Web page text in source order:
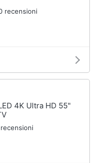
recensioni
4K Ultra HD 55"